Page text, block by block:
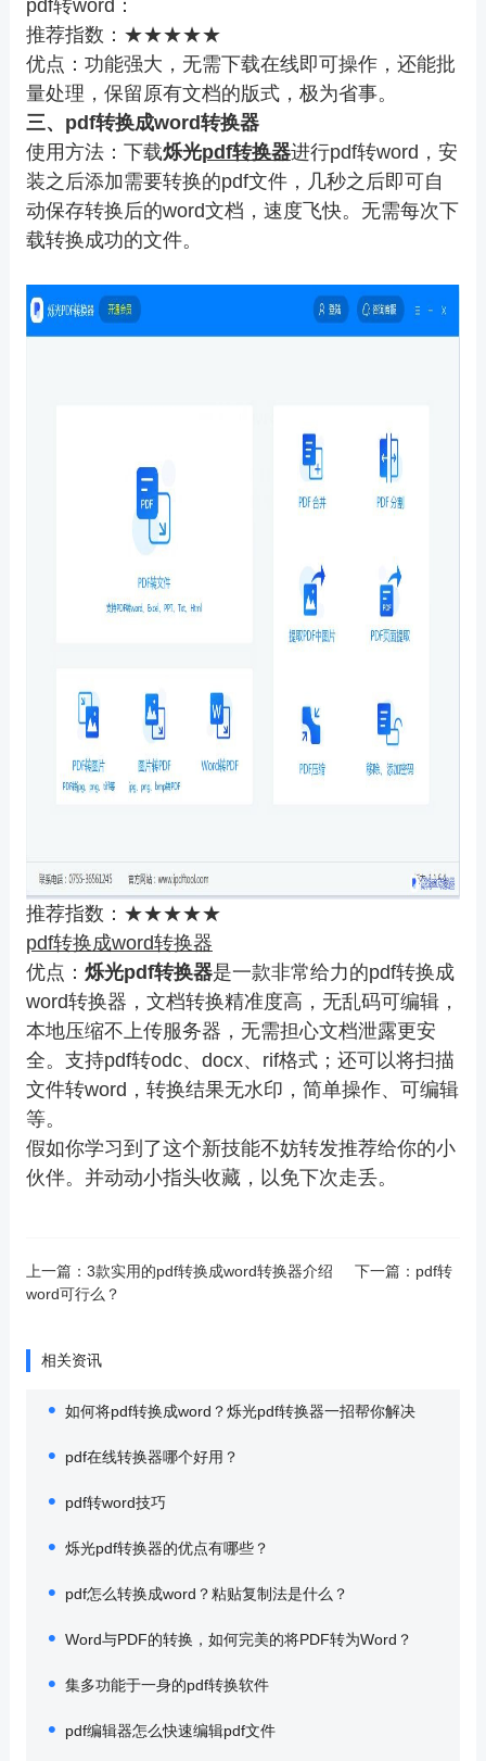
pdf转word：
推荐指数：★★★★★
优点：功能强大，无需下载在线即可操作，还能批
量处理，保留原有文档的版式，极为省事。
三、 pdf转换成word转换器
使用方法：下载烁光pdf转换器进行pdf转word，安
装之后添加需要转换的pdf文件，几秒之后即可自
动保存转换后的word文档，速度飞快。无需每次下
载转换成功的文件。
推荐指数：★★★★★
pdf转换成word转换器
优点： 烁光pdf转换器是一款非常给力的pdf转换成
word转换器，文档转换精准度高，无乱码可编辑，
本地压缩不上传服务器，无需担心文档泄露更安
全。支持pdf转odc、docx、rif格式；还可以将扫描
文件转word，转换结果无水印，简单操作、可编辑
等。
假如你学习到了这个新技能不妨转发推荐给你的小
伙伴。并动动小指头收藏，以免下次走丢。
上一篇： 3款实用的pdf转换成word转换器介绍 下一篇： pdf转
word可行么？
相关资讯
如何将pdf转换成word？烁光pdf转换器一招帮你解决
pdf在线转换器哪个好用？
pdf转word技巧
烁光pdf转换器的优点有哪些？
pdf怎么转换成word？粘贴复制法是什么？
Word与PDF的转换，如何完美的将PDF转为Word？
集多功能于一身的pdf转换软件
pdf编辑器怎么快速编辑pdf文件